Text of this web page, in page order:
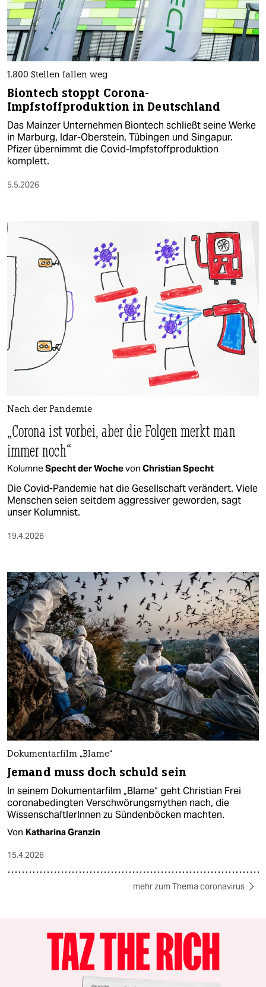
1.800 Stellen fallen weg
Biontech stoppt Corona-
Impfstoffproduktion in Deutschland
Das Mainzer Unternehmen Biontech schließt seine Werke
in Marburg, Idar-Oberstein, Tübingen und ‌Singapur.
Pfizer übernimmt die Covid-Impfstoffproduktion
komplett.
5.5.2026
Nach der Pandemie
„Corona ist vorbei, aber die Folgen merkt man
immer noch“
KolumneSpecht der Wochevon Christian Specht
Die Covid-Pandemie hat die Gesellschaft verändert. Viele
Menschen seien seitdem aggressiver geworden, sagt
unser Kolumnist.
19.4.2026
Dokumentarfilm „Blame“
Jemand muss doch schuld sein
In seinem Dokumentarfilm „Blame“ geht Christian Frei
coronabedingten Verschwörungsmythen nach, die
WissenschaftlerInnen zu Sündenböcken machten.
Von Katharina Granzin
15.4.2026
mehr zum Thema coronavirus